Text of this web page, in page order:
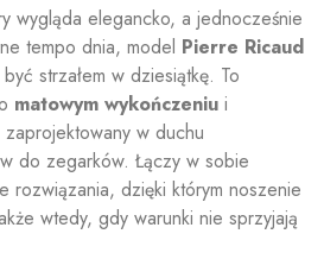
wygląda elegancko, a jednocześnie
tempo dnia, model Pierre Ricaud
strzałem w dziesiątkę. To
matowym wykończeniu i
w duchu
do zegarków. Łączy w sobie
rozwiązania, dzięki którym noszenie
wtedy, gdy warunki nie sprzyjają